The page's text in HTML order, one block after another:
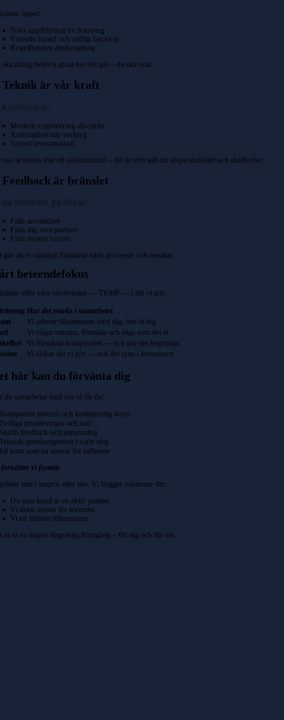
öppet:
Nära uppföljning av framsteg
Visuella board och tydlig backlog
Regelbunden återkoppling
ska aldrig behöva gissa hur det går – du ska veta.
Teknik är vår kraft
Modern engineering‑disciplin
Automatiserade verktyg
Testad leveranskraft
oss är teknik inte ett självändamål – det är vårt sätt att skapa stabilitet och skalbarhet.
Feedback är bränslet
feedback på allvar:
Från användare
Från dig som partner
Från teamet internt
gör att vi ständigt förbättrar både processer och resultat.
beteendefokus
efter våra värderingar — TEMP — i allt vi gör:
Hur det märks i samarbetet
Vi arbetar tillsammans med dig, inte åt dig
Vi vågar utmana, förenkla och säga som det är
Vi förenklar komplexitet — och gör det begripligt
Vi älskar det vi gör — och det syns i leveransen
här kan du förvänta dig
du samarbetar med oss så får du:
process och kontinuerlig insyn
prioriteringar och mål
feedback och anpassning
spetskompetens i varje steg
team som tar ansvar för helheten
fortsätter vi framåt
inte i stuprör eller silo. Vi bygger relationer där:
Du som kund är en aktiv partner
Vi delar ansvar för leverans
Vi tar lärdom tillsammans
är så vi skapar långsiktig framgång – för dig och för oss.